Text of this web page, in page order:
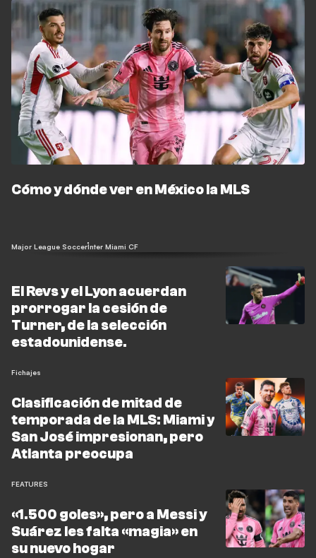
Cómo y dónde ver en México la MLS
Major League SoccerInter Miami CF
El Revs y el Lyon acuerdan
prorrogar la cesión de
Turner, de la selección
estadounidense.
Fichajes
Clasificación de mitad de
temporada de la MLS: Miami y
San José impresionan, pero
Atlanta preocupa
FEATURES
«1.500 goles», pero a Messi y
Suárez les falta «magia» en
su nuevo hogar